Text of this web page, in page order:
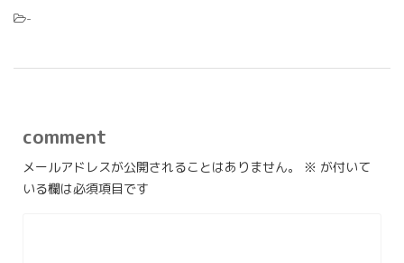
-
comment
メールアドレスが公開されることはありません。 ※ が付いて
いる欄は必須項目です